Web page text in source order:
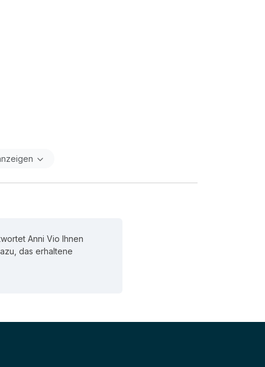
Anni Vio Ihnen
das erhaltene